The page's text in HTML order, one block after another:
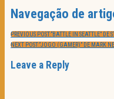
Navegação de
PREVIOUS POST:“BATTLE IN SEATTLE” DE
NEXT POST:“JOGO (GAMER)” DE MARK
Leave a Reply